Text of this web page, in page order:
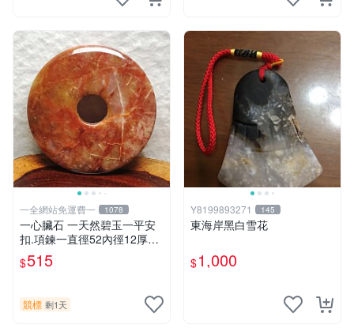
一全網站免運費一 1078
一心臟石 一天然碧玉一平安
扣.項鍊一直徑52內徑12厚8m
m重32公克.
$515
競標 剩1天
Y8199893271 145
東海岸黑白雪花
$1,000